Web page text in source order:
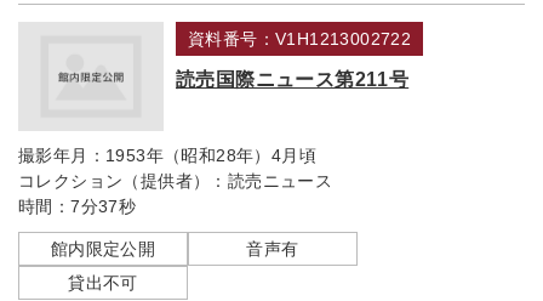
資料番号：V1H1213002722
読売国際ニュース第211号
撮影年月： 1953年（昭和28年）4月頃
コレクション（提供者）： 読売ニュース
時間：7分37秒
館内限定公開
音声有
貸出不可